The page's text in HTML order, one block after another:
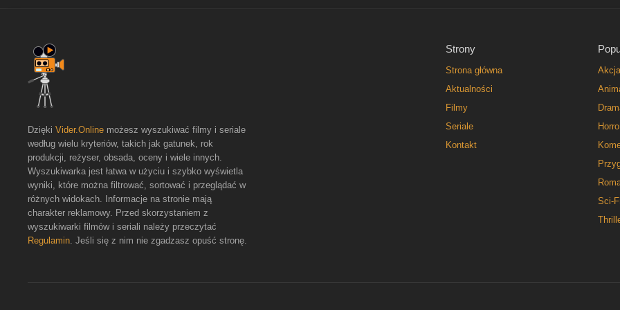
Strony
Strona główna
Aktualności
Filmy
Seriale
Kontakt
Akcja
Sci-Fi
Dzięki Vider.Online możesz wyszukiwać filmy i seriale
według wielu kryteriów, takich jak gatunek, rok
produkcji, reżyser, obsada, oceny i wiele innych.
Wyszukiwarka jest łatwa w użyciu i szybko wyświetla
wyniki, które można filtrować, sortować i przeglądać w
różnych widokach. Informacje na stronie mają
charakter reklamowy. Przed skorzystaniem z
wyszukiwarki filmów i seriali należy przeczytać
Regulamin. Jeśli się z nim nie zgadzasz opuść stronę.